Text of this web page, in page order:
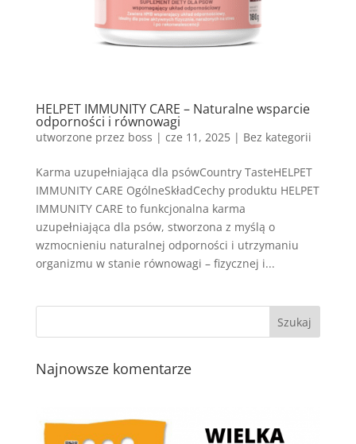
HELPET IMMUNITY CARE – Naturalne wsparcie
odporności i równowagi
utworzone przez boss | cze 11, 2025| Bez kategorii
Karma uzupełniająca dla psówCountry TasteHELPET
IMMUNITY CARE OgólneSkładCechy produktu HELPET
IMMUNITY CARE to funkcjonalna karma
uzupełniająca dla psów, stworzona z myślą o
wzmocnieniu naturalnej odporności i utrzymaniu
organizmu w stanie równowagi – fizycznej i...
Najnowsze komentarze